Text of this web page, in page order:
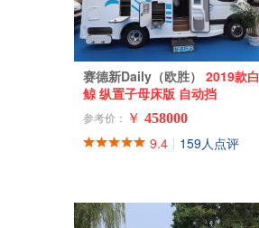
赛德新Daily（欧胜） 2019款白
鲸 纵置子母床版 自动挡
参考价： ￥ 458000
9.4 159人点评